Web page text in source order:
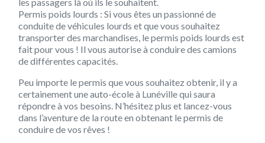
Permis poids lourds : Si vous êtes un passionné de
conduite de véhicules lourds et que vous souhaitez
transporter des marchandises, le permis poids lourds est
fait pour vous ! Il vous autorise à conduire des camions
de différentes capacités.
Peu importe le permis que vous souhaitez obtenir, il y a
certainement une auto-école à Lunéville qui saura
répondre à vos besoins. N’hésitez plus et lancez-vous
dans l’aventure de la route en obtenant le permis de
conduire de vos rêves !